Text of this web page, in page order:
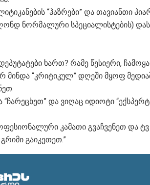
“ჰაზრები” და თავიანთი
ნორმალური სპეციალისტების)
დეპუტატები ხართ? რამე წესიერი,
მინდა “კრიტიკულ” დღეში მყოფ
და ვიღაც იდიოტი
კამათი გვაჩვენეთ და ტვ
გაიკეთეთ.”